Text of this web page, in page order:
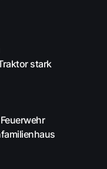
stark